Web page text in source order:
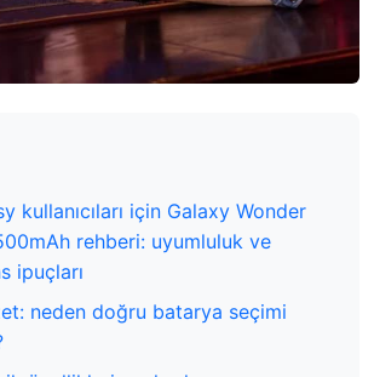
kullanıcıları için Galaxy Wonder
rehberi: uyumluluk ve
ipuçları
neden doğru batarya seçimi